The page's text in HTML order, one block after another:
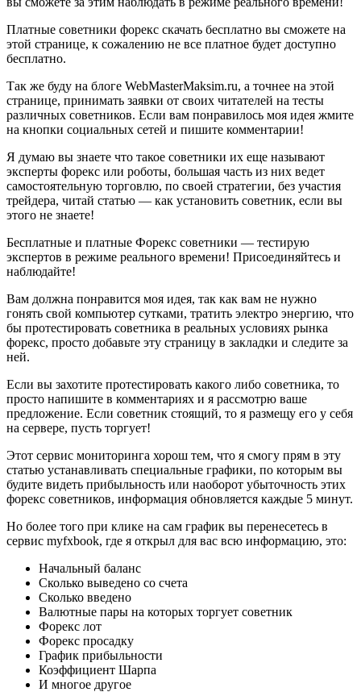
Платные советники форекс скачать бесплатно вы сможете на
этой странице, к сожалению не все платное будет доступно
бесплатно.
Так же буду на блоге WebMasterMaksim.ru, а точнее на этой
странице, принимать заявки от своих читателей на тесты
различных советников. Если вам понравилось моя идея жмите
на кнопки социальных сетей и пишите комментарии!
Я думаю вы знаете что такое советники их еще называют
эксперты форекс или роботы, большая часть из них ведет
самостоятельную торговлю, по своей стратегии, без участия
трейдера, читай статью — как установить советник, если вы
этого не знаете!
Бесплатные и платные Форекс советники — тестирую
экспертов в режиме реального времени! Присоединяйтесь и
наблюдайте!
Вам должна понравится моя идея, так как вам не нужно
гонять свой компьютер сутками, тратить электро энергию, что
бы протестировать советника в реальных условиях рынка
форекс, просто добавьте эту страницу в закладки и следите за
ней.
Если вы захотите протестировать какого либо советника, то
просто напишите в комментариях и я рассмотрю ваше
предложение. Если советник стоящий, то я размещу его у себя
на сервере, пусть торгует!
Этот сервис мониторинга хорош тем, что я смогу прям в эту
статью устанавливать специальные графики, по которым вы
будите видеть прибыльность или наоборот убыточность этих
форекс советников, информация обновляется каждые 5 минут.
Но более того при клике на сам график вы перенесетесь в
сервис myfxbook, где я открыл для вас всю информацию, это:
Начальный баланс
Сколько выведено со счета
Сколько введено
Валютные пары на которых торгует советник
Форекс лот
Форекс просадку
График прибыльности
Коэффициент Шарпа
И многое другое